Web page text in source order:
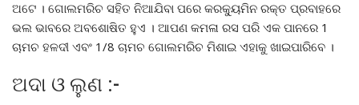
ଅଟେ । ଗୋଲମରିଚ ସହିତ ନିଆଯିବା ପରେ କରକ୍ୟୁମିନ ରକ୍ତ ପ୍ରବାହରେ
ଭଲ ଭାବରେ ଅବଶୋଷିତ ହୁଏ । ଆପଣ କମଳା ରସ ପରି ଏକ ପାନରେ 1
ଚାମଚ ହଳଦୀ ଏବଂ 1/8 ଚାମଚ ଗୋଲମରିଚ ମିଶାଇ ଏହାକୁ ଖାଇପାରିବେ ।
ଅଦା ଓ ଲୁଣ :-